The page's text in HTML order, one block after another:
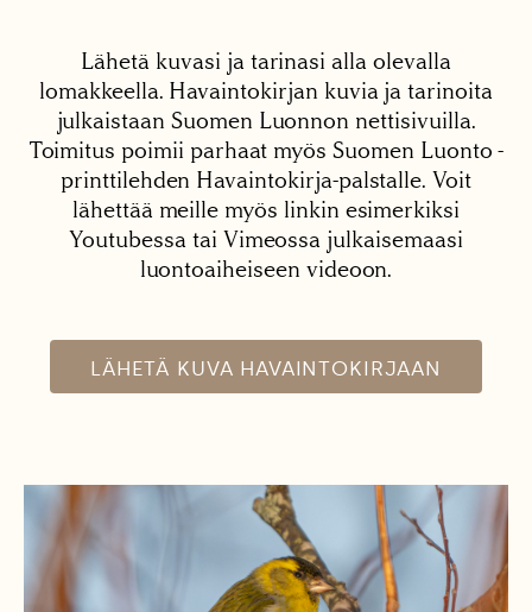
Lähetä kuvasi ja tarinasi alla olevalla
lomakkeella. Havaintokirjan kuvia ja tarinoita
julkaistaan Suomen Luonnon nettisivuilla.
Toimitus poimii parhaat myös Suomen Luonto -
printtilehden Havaintokirja-palstalle. Voit
lähettää meille myös linkin esimerkiksi
Youtubessa tai Vimeossa julkaisemaasi
luontoaiheiseen videoon.
LÄHETÄ KUVA HAVAINTOKIRJAAN